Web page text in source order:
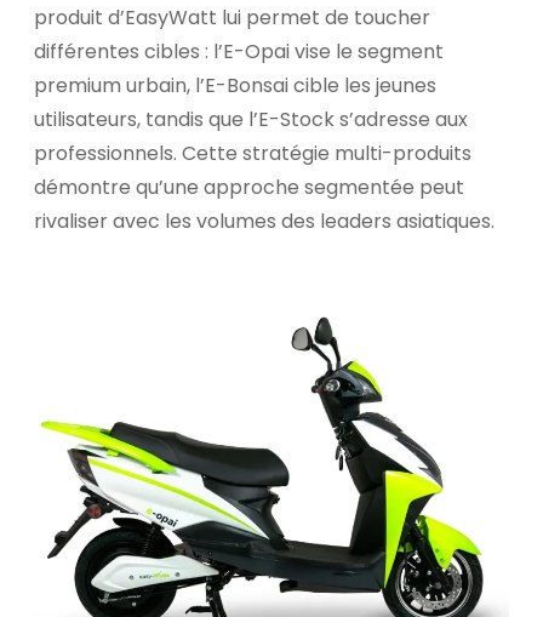
produit d’EasyWatt lui permet de toucher
différentes cibles : l’E-Opai vise le segment
premium urbain, l’E-Bonsai cible les jeunes
utilisateurs, tandis que l’E-Stock s’adresse aux
professionnels. Cette stratégie multi-produits
démontre qu’une approche segmentée peut
rivaliser avec les volumes des leaders asiatiques.